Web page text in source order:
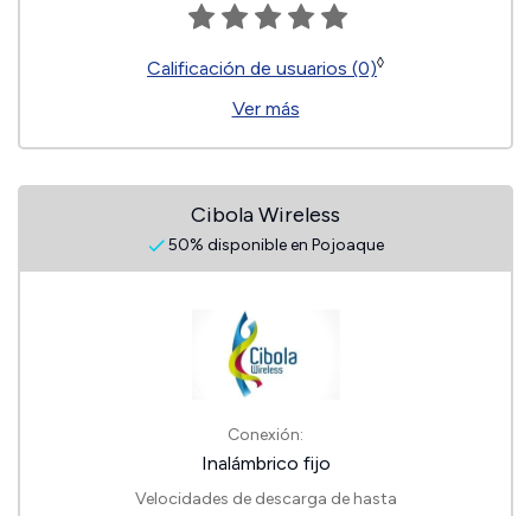
Calificación de usuarios (0)◊
Ver más
Cibola Wireless
50% disponible en Pojoaque
Conexión:
Inalámbrico fijo
Velocidades de descarga de hasta